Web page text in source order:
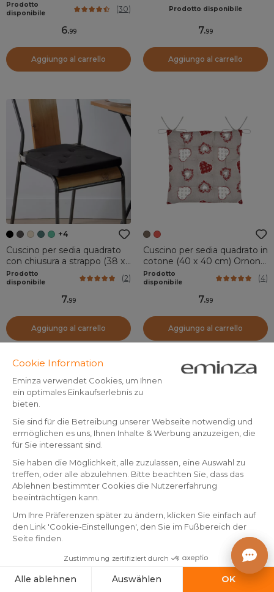
Prodotto
disponibile
(30)
6.99
Aggiungo al carrello
Prodotto disponibile
7.99
Aggiungo al carrello
+4
Cuscino per sedia quadrato
con chiusura a strappo (38 x
38 cm) Duo Nero
Prodotto
disponibile
(2)
7.99
Aggiungo al carrello
Cuscino per sedia quadrato in
cotone (40 x 40 cm) Ornon
Tortora
Prodotto
disponibile
(4)
7.99
Aggiungo al carrello
Cuscino per sedia quadrato in
cotone (38x38 cm)
Bordemer Blu navy
Cuscino per sedia quadrato in
cotone (38 x 38 cm)
Prodotto disponibile
5.-